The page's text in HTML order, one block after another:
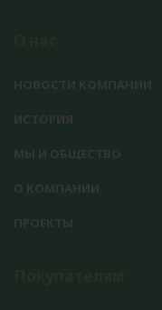
НОВОСТИ КОМПАНИИ
ИСТОРИЯ
МЫ И ОБЩЕСТВО
О КОМПАНИИ
ПРОЕКТЫ